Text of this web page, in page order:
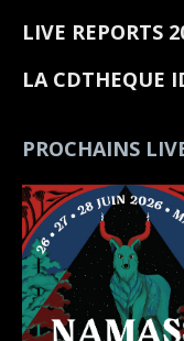
LIVE REPORTS
LA CDTHEQUE
PROCHAINS